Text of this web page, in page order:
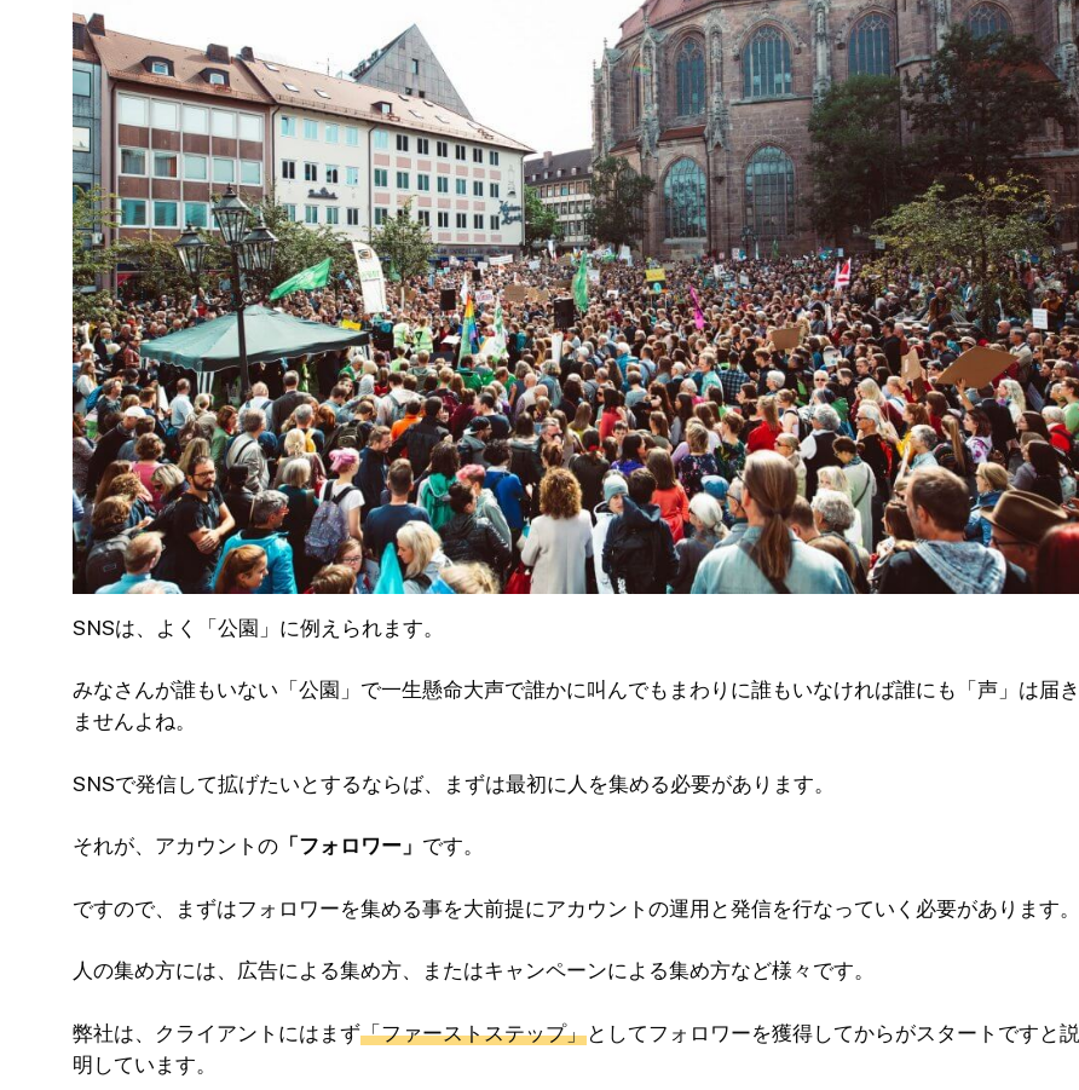
SNSは、よく「公園」に例えられます。
みなさんが誰もいない「公園」で一生懸命大声で誰かに叫んでもまわりに誰もいなければ誰にも「声」は届き
ませんよね。
SNSで発信して拡げたいとするならば、まずは最初に人を集める必要があります。
それが、アカウントの 「フォロワー」 です。
ですので、まずはフォロワーを集める事を大前提にアカウントの運用と発信を行なっていく必要があります。
人の集め方には、広告による集め方、またはキャンペーンによる集め方など様々です。
弊社は、クライアントにはまず「ファーストステップ」としてフォロワーを獲得してからがスタートですと説
明しています。